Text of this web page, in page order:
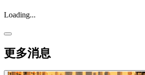
Loading...
更多消息